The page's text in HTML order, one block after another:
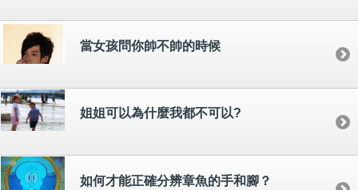
當女孩問你帥不帥的時候
姐姐可以為什麼我都不可以?
如何才能正確分辨章魚的手和腳？